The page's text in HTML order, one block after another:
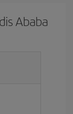
Ababa